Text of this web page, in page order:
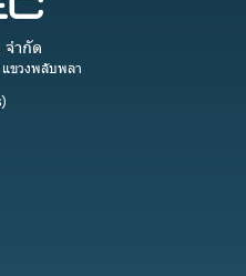
ำกัด
แขวงพลับพลา